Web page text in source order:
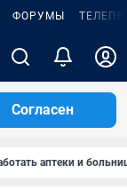
ФОРУМЫ
Согласен
аптеки и